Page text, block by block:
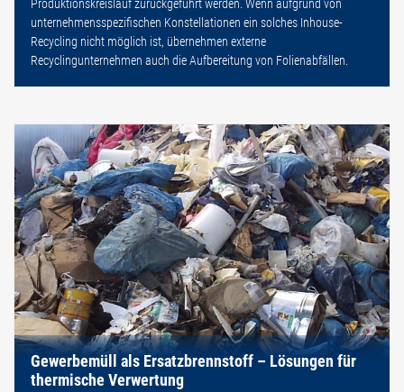
Produktionskreislauf zurückgeführt werden. Wenn aufgrund von
unternehmensspezifischen Konstellationen ein solches Inhouse-
Recycling nicht möglich ist, übernehmen externe
Recyclingunternehmen auch die Aufbereitung von Folienabfällen.
Gewerbemüll als Ersatzbrennstoff – Lösungen für
thermische Verwertung